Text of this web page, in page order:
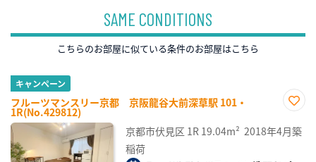
SAME CONDITIONS
こちらのお部屋に似ている条件のお部屋はこちら
キャンペーン
フルーツマンスリー京都 京阪龍谷大前深草駅 101・
1R(No.429812)
に入
り登
京都市伏見区 1R 19.04m² 2018年4月築
稲荷